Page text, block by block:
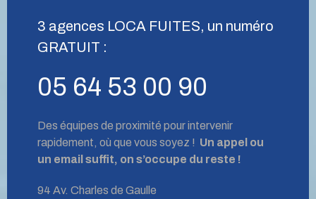
3 agences LOCA FUITES, un numéro
GRATUIT :
05 64 53 00 90
Des équipes de proximité pour intervenir
rapidement, où que vous soyez ! Un appel ou
un email suffit, on s’occupe du reste !
94 Av. Charles de Gaulle